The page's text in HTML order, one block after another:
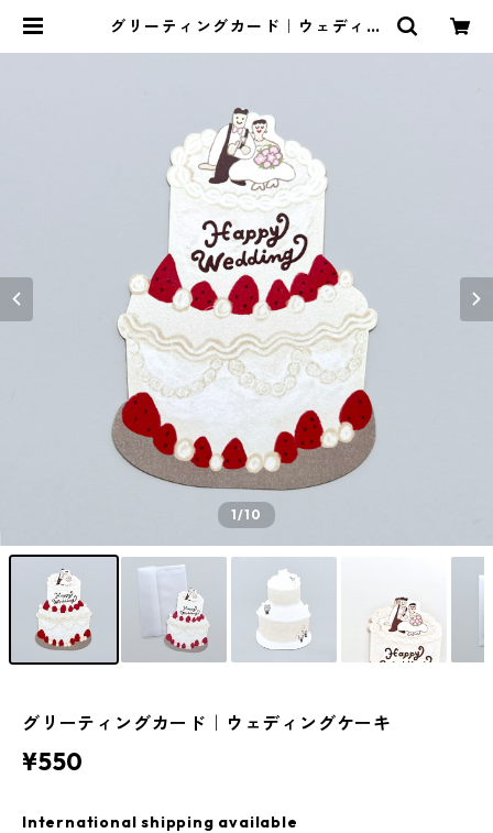
グリーティングカード｜ウェディン
1/10
グリーティングカード｜ウェディングケーキ
¥550
International shipping available